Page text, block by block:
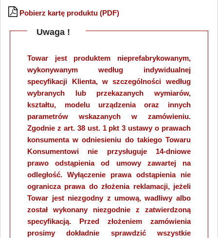
Pobierz kartę produktu (PDF)
Uwaga !
Towar jest produktem nieprefabrykowanym,
wykonywanym według indywidualnej
specyfikacji Klienta, w szczególności według
wybranych lub przekazanych wymiarów,
kształtu, modelu urządzenia oraz innych
parametrów wskazanych w zamówieniu.
Zgodnie z art. 38 ust. 1 pkt 3 ustawy o prawach
konsumenta w odniesieniu do takiego Towaru
Konsumentowi nie przysługuje 14-dniowe
prawo odstąpienia od umowy zawartej na
odległość. Wyłączenie prawa odstąpienia nie
ogranicza prawa do złożenia reklamacji, jeżeli
Towar jest niezgodny z umową, wadliwy albo
został wykonany niezgodnie z zatwierdzoną
specyfikacją. Przed złożeniem zamówienia
prosimy dokładnie sprawdzić wszystkie